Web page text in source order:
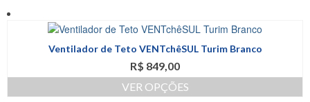
do
produto
tem
variantes.
As
opções
podem
Ventilador de Teto VENTchêSUL Turim Branco
R$ 849,00
VER OPÇÕES